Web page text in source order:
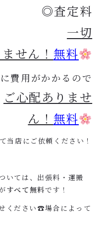
◎査定料
一切
せん！ 無料
費用がかかるので
ご心配ありませ
ん！ 無料
当店にご依頼ください！
いては、出張料・運搬
すべて無料です！
ください☎︎場合によって